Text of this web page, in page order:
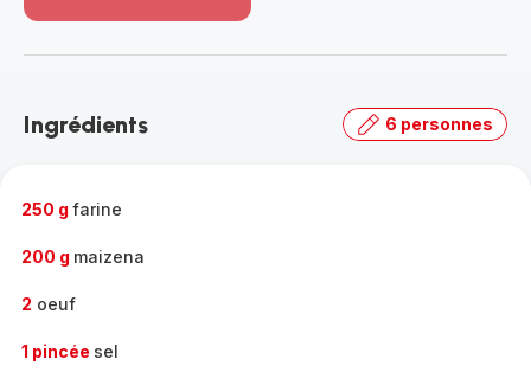
-
gamme
Ingrédients 6 personnes
250 g farine
200 g maizena
2 oeuf
1 pincée sel